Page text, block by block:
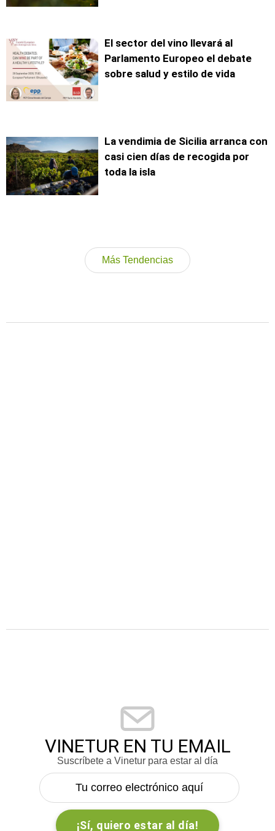
El sector del vino llevará al
Parlamento Europeo el debate
sobre salud y estilo de vida
La vendimia de Sicilia arranca con
casi cien días de recogida por
toda la isla
Más Tendencias
VINETUR EN TU EMAIL
Suscríbete a Vinetur para estar al día